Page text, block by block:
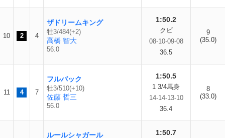
10 2 4
ザドリームキング
牡3/484(+2)
高橋 智大
56.0
1:50.2
クビ
08-10-09-08
36.5
9
(35.0)
11 4 7
フルバック
牡3/510(+10)
佐藤 哲三
56.0
1:50.5
1 3/4馬身
14-14-13-10
36.4
8
(33.0)
ルールシャガール 1:50.7